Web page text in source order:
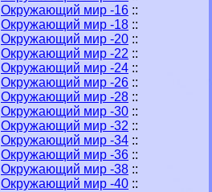
Окружающий мир -16 ::
Окружающий мир -18 ::
Окружающий мир -20 ::
Окружающий мир -22 ::
Окружающий мир -24 ::
Окружающий мир -26 ::
Окружающий мир -28 ::
Окружающий мир -30 ::
Окружающий мир -32 ::
Окружающий мир -34 ::
Окружающий мир -36 ::
Окружающий мир -38 ::
Окружающий мир -40 ::